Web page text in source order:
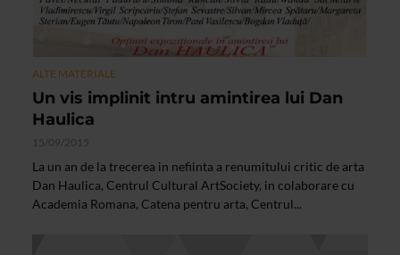
ALTE MATERIALE
Un vis implinit intru amintirea lui Dan
Haulica
15/09/2015
La un an de la trecerea in nefiinta a renumitului critic de arta
Dan Haulica, Centrul Cultural ArtSociety, in colaborare cu
Academia Romana, Catena pentru arta, Centrul...